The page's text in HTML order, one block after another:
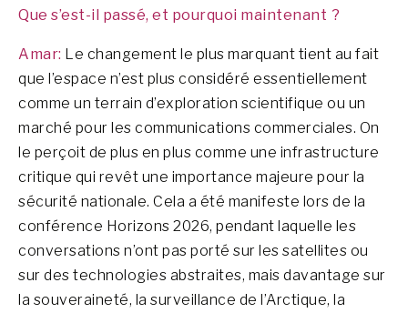
Que s’est-il passé, et pourquoi maintenant ?
Amar: Le changement le plus marquant tient au fait
que l’espace n’est plus considéré essentiellement
comme un terrain d’exploration scientifique ou un
marché pour les communications commerciales. On
le perçoit de plus en plus comme une infrastructure
critique qui revêt une importance majeure pour la
sécurité nationale. Cela a été manifeste lors de la
conférence Horizons 2026, pendant laquelle les
conversations n’ont pas porté sur les satellites ou
sur des technologies abstraites, mais davantage sur
la souveraineté, la surveillance de l’Arctique, la